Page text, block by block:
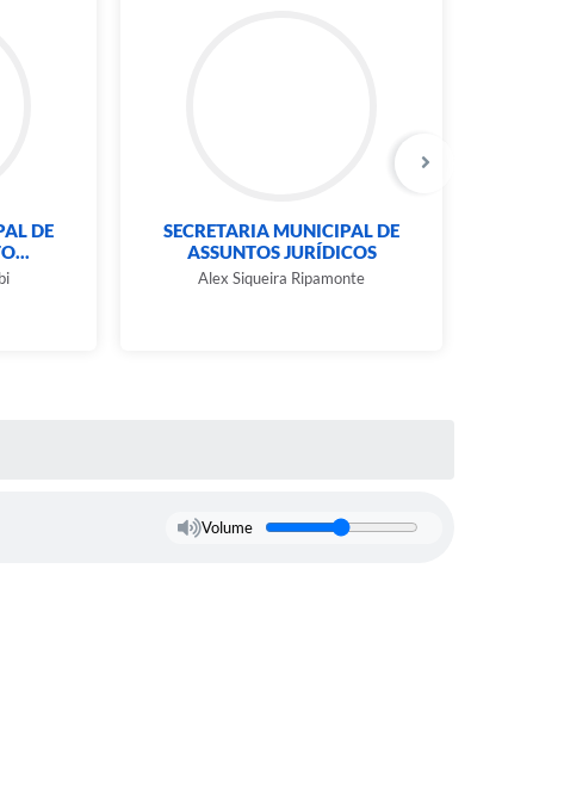
DE
SECRETARIA MUNICIPAL DE
ASSUNTOS JURÍDICOS
Alex Siqueira Ripamonte
Volume